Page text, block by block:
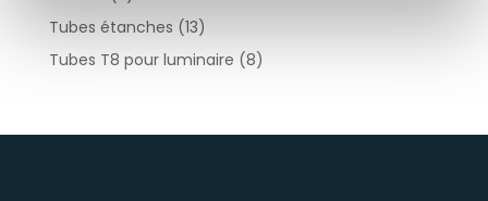
Tubes étanches (13)
Tubes T8 pour luminaire (8)